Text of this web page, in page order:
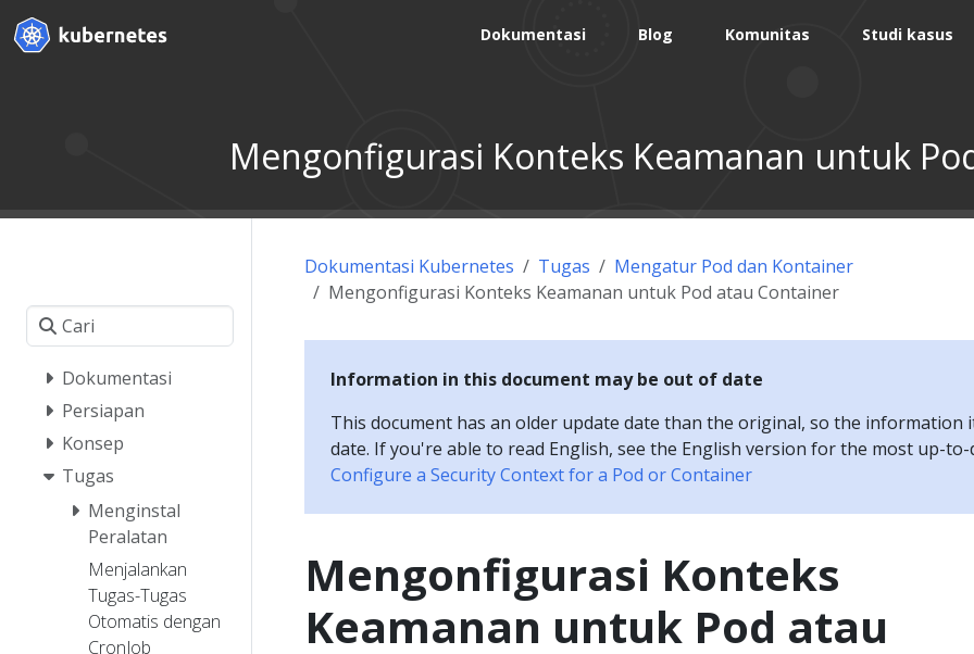
Dokumentasi Blog Komunitas Studi kasus
Mengonfigurasi Konteks Keamanan untuk
Dokumentasi
Persiapan
Konsep
Tugas
Menginstal
Peralatan
Menjalankan
Tugas-Tugas
Otomatis dengan
CronJob
Dokumentasi Kubernetes Tugas
Mengatur Pod dan Kontainer
Mengonfigurasi Konteks Keamanan untuk Pod atau Container
Information in this document may be out of date
This document has an older update date than the original, so the information
date. If you're able to read English, see the English version for the most up-
Configure a Security Context for a Pod or Container
Mengonfigurasi Konteks
Keamanan untuk Pod atau